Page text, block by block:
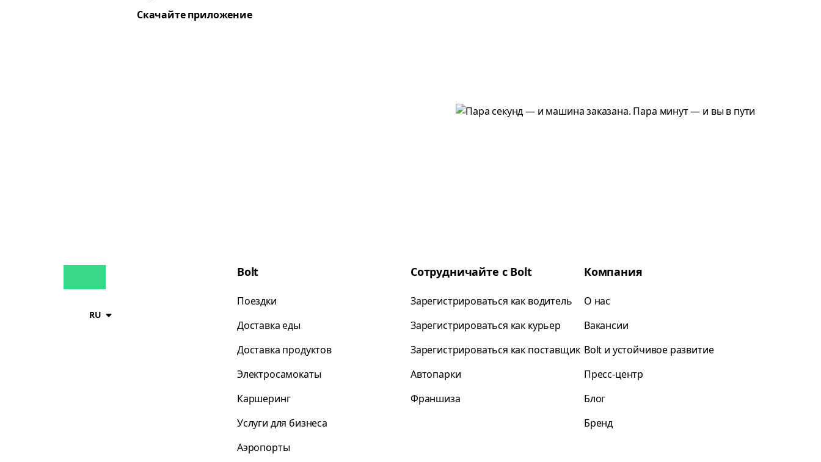
Скачайте приложение
RU
Bolt
Поездки
Доставка еды
Доставка продуктов
Электросамокаты
Каршеринг
Услуги для бизнеса
Аэропорты
Сотрудничайте с Bolt
Зарегистрироваться как водитель
Зарегистрироваться как курьер
Зарегистрироваться как поставщик
Автопарки
Франшиза
Компания
О нас
Вакансии
Bolt и устойчивое развитие
Пресс-центр
Блог
Бренд